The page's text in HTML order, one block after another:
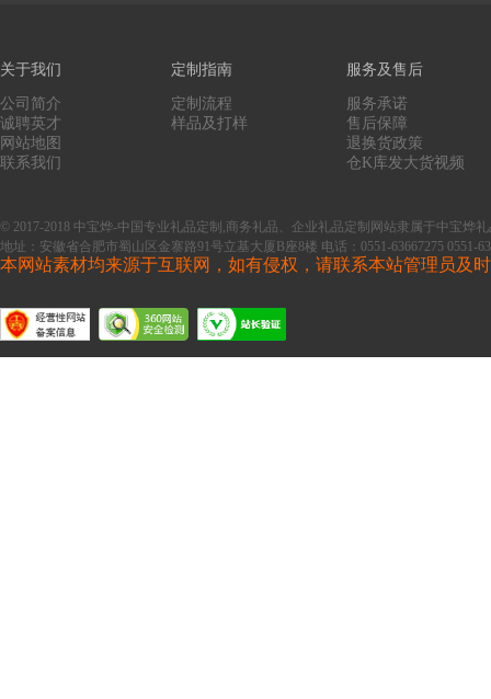
关于我们
公司简介
诚聘英才
网站地图
联系我们
定制指南
定制流程
样品及打样
服务及售后
服务承诺
售后保障
退换货政策
仓K库发大货视频
© 2017-2018 中宝烨-中国专业礼品定制,商务礼品、企业礼品定制网站隶属于中宝烨
地址：安徽省合肥市蜀山区金寨路91号立基大厦B座8楼 电话：0551-63667275 0551-
本网站素材均来源于互联网，如有侵权，请联系本站管理员及